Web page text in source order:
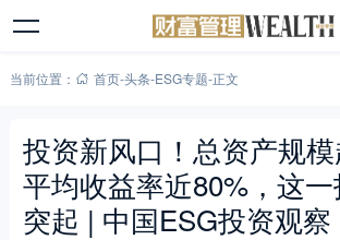
当前位置： 首页-头条-ESG专题-正文
投资新风口！总资产规模
平均收益率近80%，这
突起 | 中国ESG投资观察